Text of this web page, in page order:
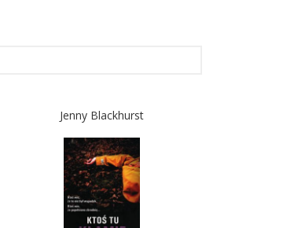
Jenny Blackhurst